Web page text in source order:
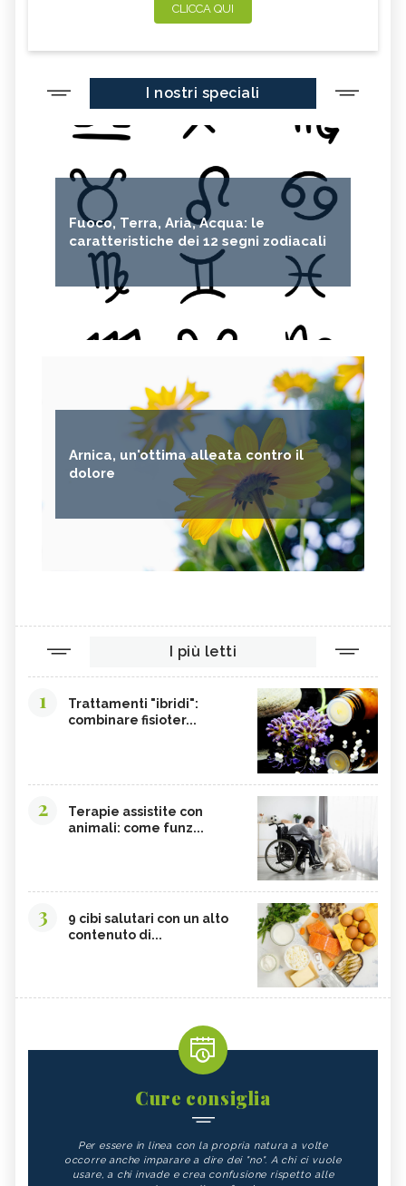
CLICCA QUI
I nostri speciali
Fuoco, Terra, Aria, Acqua: le
caratteristiche dei 12 segni zodiacali
Arnica, un'ottima alleata contro il
dolore
I più letti
1
Trattamenti "ibridi":
combinare fisioter...
2
Terapie assistite con
animali: come funz...
3
9 cibi salutari con un alto
contenuto di...
Cure consiglia
Per essere in linea con la propria natura a volte
occorre anche imparare a dire dei "no". A chi ci vuole
usare, a chi invade e crea confusione rispetto alle